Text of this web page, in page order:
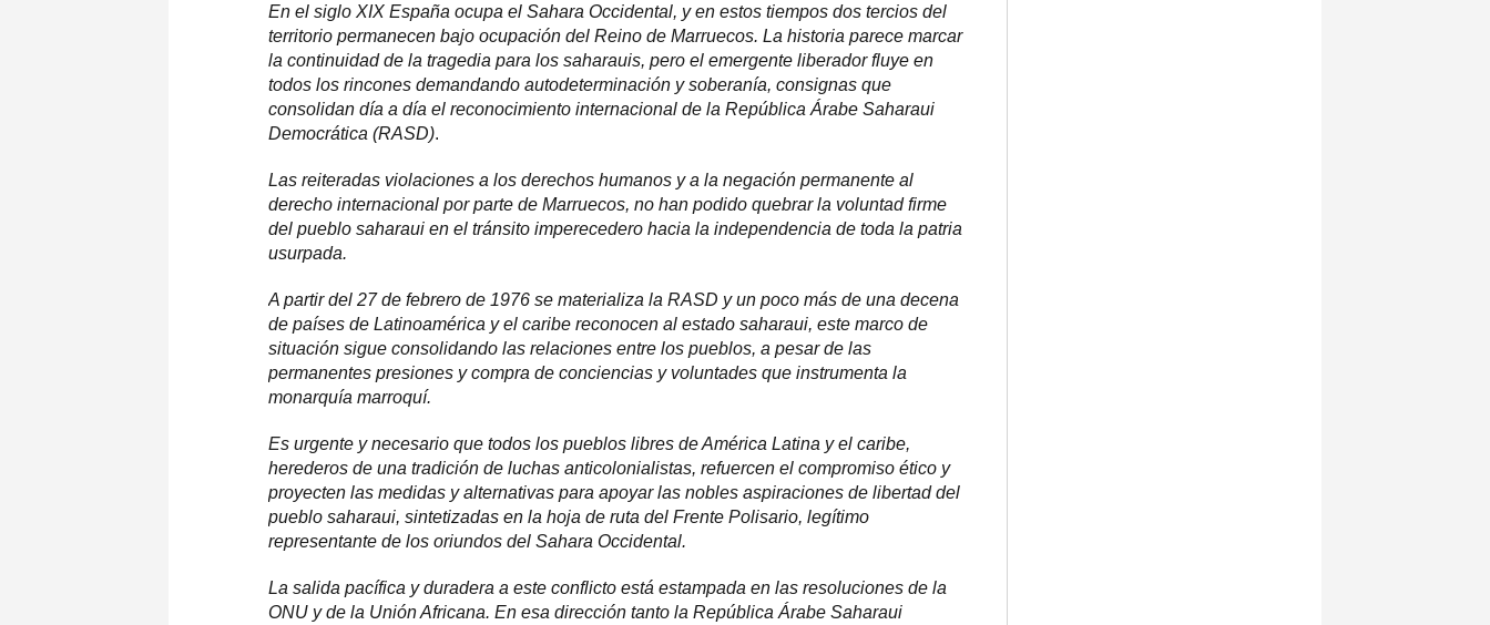
En el siglo XIX España ocupa el Sahara Occidental, y en estos tiempos dos tercios del
territorio permanecen bajo ocupación del Reino de Marruecos. La historia parece marcar
la continuidad de la tragedia para los saharauis, pero el emergente liberador fluye en
todos los rincones demandando autodeterminación y soberanía, consignas que
consolidan día a día el reconocimiento internacional de la República Árabe Saharaui
Democrática (RASD).
Las reiteradas violaciones a los derechos humanos y a la negación permanente al
derecho internacional por parte de Marruecos, no han podido quebrar la voluntad firme
del pueblo saharaui en el tránsito imperecedero hacia la independencia de toda la patria
usurpada.
A partir del 27 de febrero de 1976 se materializa la RASD y un poco más de una decena
de países de Latinoamérica y el caribe reconocen al estado saharaui, este marco de
situación sigue consolidando las relaciones entre los pueblos, a pesar de las
permanentes presiones y compra de conciencias y voluntades que instrumenta la
monarquía marroquí.
Es urgente y necesario que todos los pueblos libres de América Latina y el caribe,
herederos de una tradición de luchas anticolonialistas, refuercen el compromiso ético y
proyecten las medidas y alternativas para apoyar las nobles aspiraciones de libertad del
pueblo saharaui, sintetizadas en la hoja de ruta del Frente Polisario, legítimo
representante de los oriundos del Sahara Occidental.
La salida pacífica y duradera a este conflicto está estampada en las resoluciones de la
ONU y de la Unión Africana. En esa dirección tanto la República Árabe Saharaui